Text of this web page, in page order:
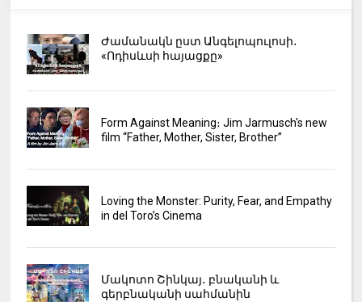
Ժամանակն ըստ Անգելոպուլոսի․
«Ոդիսևսի հայացքը»
Form Against Meaning։ Jim Jarmusch's new
film “Father, Mother, Sister, Brother”
Loving the Monster: Purity, Fear, and Empathy
in del Toro’s Cinema
Մակոտո Շինկայ․ բնականի և
գերբնականի սահմանին